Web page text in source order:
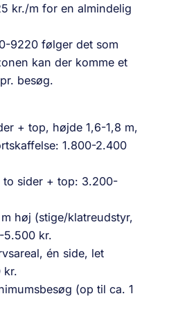
kr./m for en almindelig
9220 følger det som
kan der komme et
besøg.
+ top, højde 1,6-1,8 m,
1.800-2.400
sider + top: 3.200-
høj (stige/klatreudstyr,
5.500 kr.
én side, let
kr.
(op til ca. 1